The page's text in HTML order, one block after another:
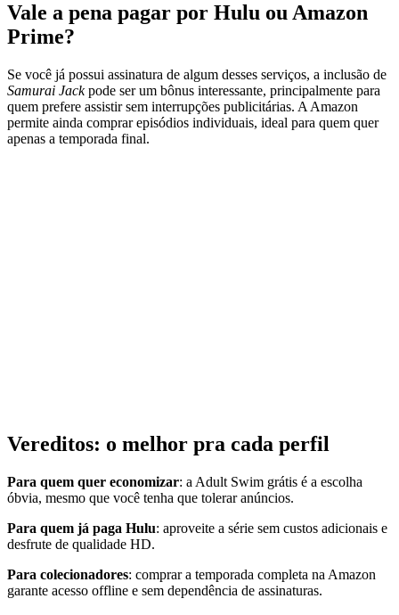
Vale a pena pagar por Hulu ou Amazon
Prime?
Se você já possui assinatura de algum desses serviços, a inclusão de
Samurai Jackpode ser um bônus interessante, principalmente para
quem prefere assistir sem interrupções publicitárias. A Amazon
permite ainda comprar episódios individuais, ideal para quem quer
apenas a temporada final.
Vereditos: o melhor pra cada perfil
Para quem quer economizar: a Adult Swim grátis é a escolha
óbvia, mesmo que você tenha que tolerar anúncios.
Para quem já paga Hulu: aproveite a série sem custos adicionais e
desfrute de qualidade HD.
Para colecionadores: comprar a temporada completa na Amazon
garante acesso offline e sem dependência de assinaturas.